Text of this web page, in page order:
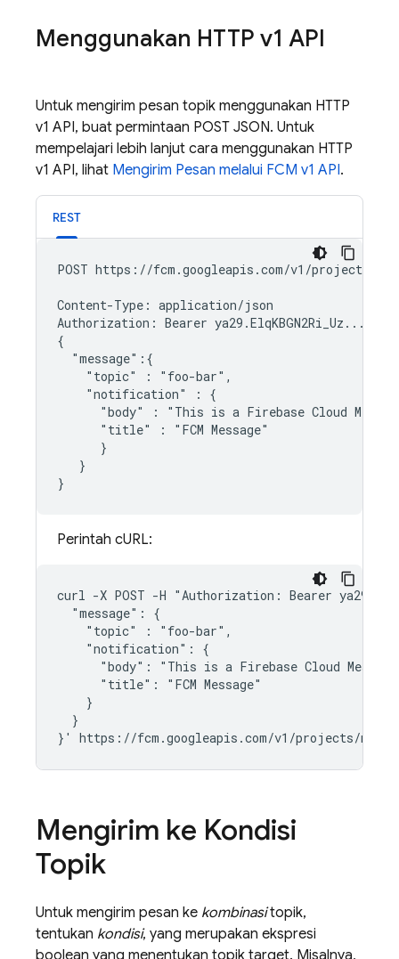
Menggunakan HTTP v1 API
Untuk mengirim pesan topik menggunakan HTTP
v1 API, buat permintaan POST JSON. Untuk
mempelajari lebih lanjut cara menggunakan HTTP
v1 API, lihat Mengirim Pesan melalui FCM v1 API.
REST
POST https://fcm.googleapis.com/v1/projects/
Content-Type: application/json
Authorization: Bearer
{
  "message":{
    "topic" : "foo-bar",
    "notification" : {
"body" : "This is a Firebase Cloud
      "title" : "FCM Message"
      }
   }
Perintah cURL:
curl -X POST -H "Authorization: Bearer
  "message": {
    "topic" : "foo-bar",
    "notification": {
"body": "This is a Firebase Cloud
      "title": "FCM Message"
    }
  }
Mengirim ke Kondisi
Topik
Untuk mengirim pesan ke kombinasitopik,
tentukan kondisi, yang merupakan ekspresi
boolean yang menentukan topik target. Misalnya,